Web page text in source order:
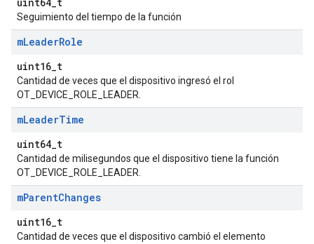
Seguimiento del tiempo de la función
mLeaderRole
uint16_t
Cantidad de veces que el dispositivo ingresó el rol
OT_DEVICE_ROLE_LEADER.
mLeaderTime
uint64_t
Cantidad de milisegundos que el dispositivo tiene la función
OT_DEVICE_ROLE_LEADER.
mParentChanges
uint16_t
Cantidad de veces que el dispositivo cambió el elemento